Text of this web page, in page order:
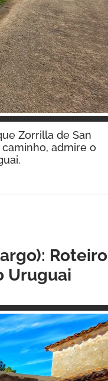
Zorrilla de San
admire o
Roteiro
Uruguai